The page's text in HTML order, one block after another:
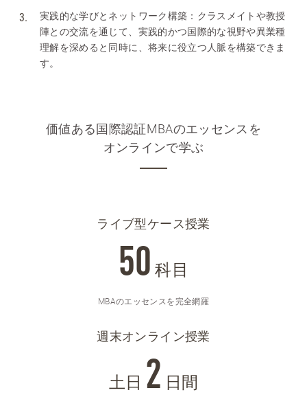
実践的な学びとネットワーク構築：クラスメイトや教授
陣との交流を通じて、実践的かつ国際的な視野や異業種
理解を深めると同時に、将来に役立つ人脈を構築できま
す。
価値ある国際認証MBAのエッセンスを
オンラインで学ぶ
ライブ型ケース授業
50 科目
MBAのエッセンスを完全網羅
週末オンライン授業
土日 2 日間